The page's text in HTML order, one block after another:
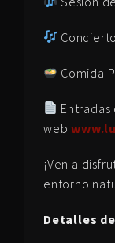
Comida
web
¡Ven a
entorno
Detalles